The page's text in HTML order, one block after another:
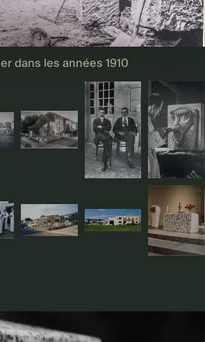
dans les années 1910